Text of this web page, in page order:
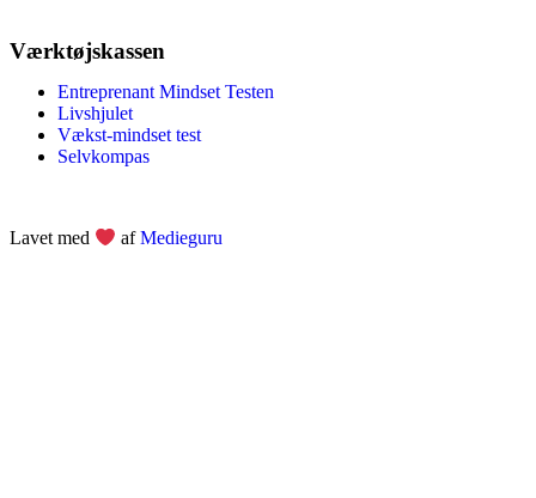
Værktøjskassen
Entreprenant Mindset Testen
Livshjulet
Vækst-mindset test
Selvkompas
Lavet med afMedieguru